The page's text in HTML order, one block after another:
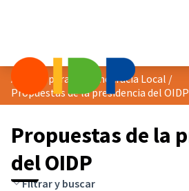
Agenda para la Democracia Local /
Propuestas de la presidencia del OIDP
Propuestas de la
del OIDP
Filtrar y buscar